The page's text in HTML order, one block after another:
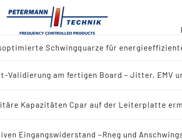
Schwingquarze für
Validierung am fertigen Board – Jitter, EMV
Kapazitäten Cpar auf der Leiterplatte
Eingangswiderstand −Rneg und